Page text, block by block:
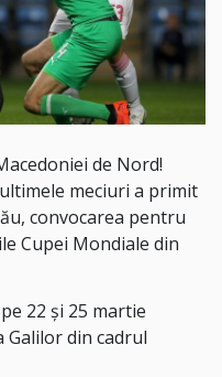
de Nord!
meciuri a primit
convocarea pentru
Cupei Mondiale din
22 și 25 martie
Galilor din cadrul